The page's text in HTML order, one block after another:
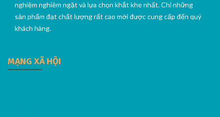
nghiệm nghiêm ngặt và lựa chọn khắt khe nhất. Chỉ những
sản phẩm đạt chất lượng rất cao mới được cung cấp đến quý
khách hàng.
MẠNG XÃ HỘI